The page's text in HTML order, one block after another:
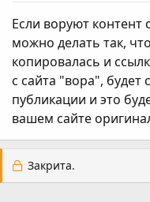
Если воруют
можно делать так,
копировалась и
с сайта "вора", будет
публикации и это
вашем сайте
Закрита.